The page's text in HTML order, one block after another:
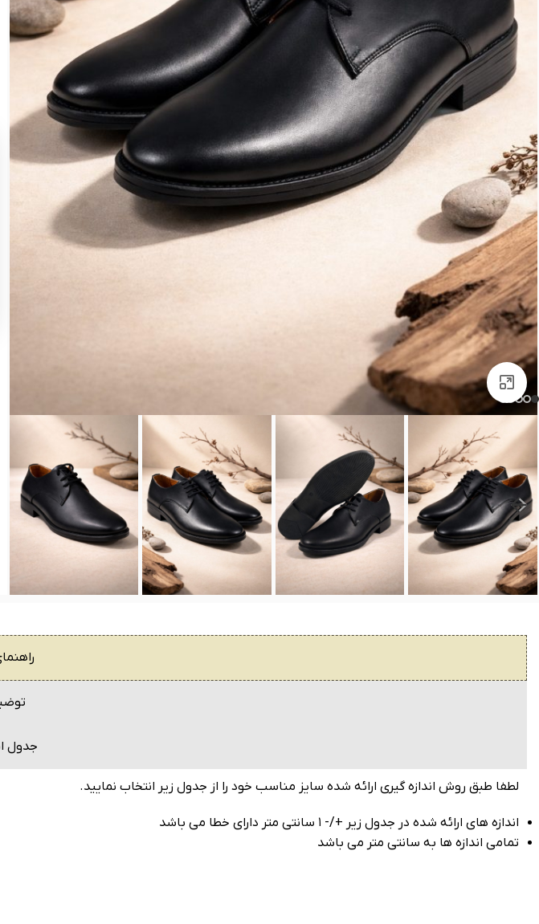
بزرگنمایی تصویر
جدول
لطفا طبق روش اندازه گیری ارائه شده سایز مناسب خود را از جدول زیر انتخاب نمایید.
اندازه های ارائه شده در جدول زیر +/- ۱ سانتی متر دارای خطا می باشد
تمامی اندازه ها به سانتی متر می باشد